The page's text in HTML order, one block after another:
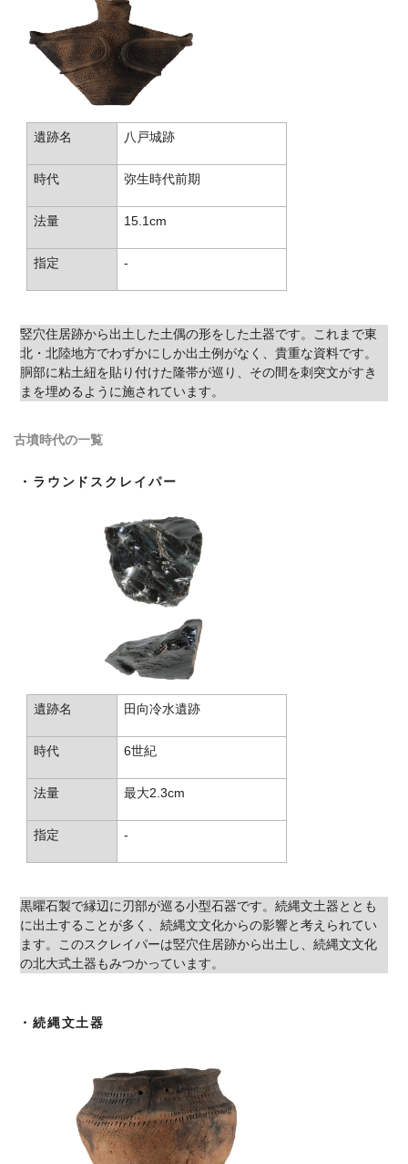
遺跡名 八戸城跡
時代 弥生時代前期
法量 15.1cm
指定 -
竪穴住居跡から出土した土偶の形をした土器です。これまで東
北・北陸地方でわずかにしか出土例がなく、貴重な資料です。
胴部に粘土紐を貼り付けた隆帯が巡り、その間を刺突文がすき
まを埋めるように施されています。
古墳時代の一覧
・ラウンドスクレイパー
遺跡名 田向冷水遺跡
時代 6世紀
法量 最大2.3cm
指定 -
黒曜石製で縁辺に刃部が巡る小型石器です。続縄文土器ととも
に出土することが多く、続縄文文化からの影響と考えられてい
ます。このスクレイパーは竪穴住居跡から出土し、続縄文文化
の北大式土器もみつかっています。
・続縄文土器